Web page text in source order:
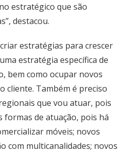
estratégico que são
destacou.
estratégias para crescer
estratégia específica de
bem como ocupar novos
cliente. Também é preciso
que vou atuar, pois
formas de atuação, pois há
móveis; novos
com multicanalidades; novos